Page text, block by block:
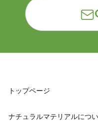
トップページ
ナチュラルマテリアルにつ